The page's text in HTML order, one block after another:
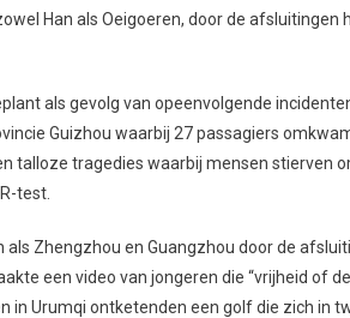
Han als Oeigoeren, door de afsluitingen
als gevolg van opeenvolgende
Guizhou waarbij 27 passagiers
talloze tragedies waarbij mensen stierven
test.
Zhengzhou en Guangzhou door de
een video van jongeren die “vrijheid of
in Urumqi ontketenden een golf die zich in